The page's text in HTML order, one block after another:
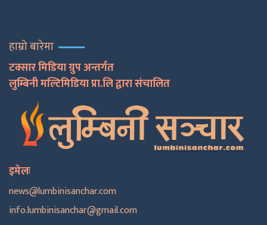
हाम्रो बारेमा
टक्सार मिडिया ग्रुप अन्तर्गत
लुम्बिनी मल्टिमिडिया प्रा.लि द्वारा संचालित
इमेलः
news@lumbinisanchar.com
info.lumbinisanchar@gmail.com